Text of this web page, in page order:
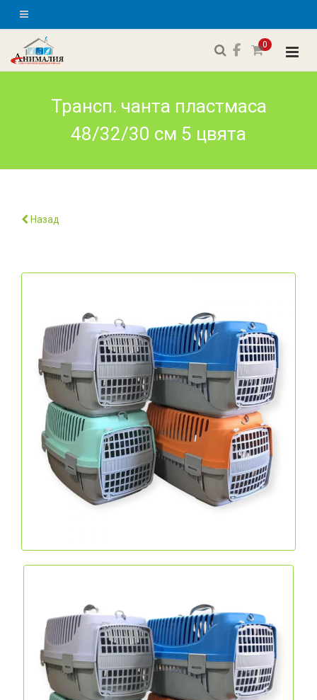
0
Трансп. чанта пластмаса
48/32/30 см 5 цвята
Назад